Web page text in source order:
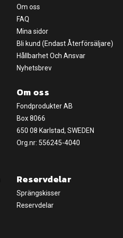
Om oss
FAQ
Mina sidor
Bli kund (Endast Återförsäljare)
Hållbarhet Och Ansvar
Nyhetsbrev
Om oss
Fondprodukter AB
Box 8066
650 08 Karlstad, SWEDEN
Org.nr: 556245-4040
Reservdelar
Sprängskisser
Reservdelar